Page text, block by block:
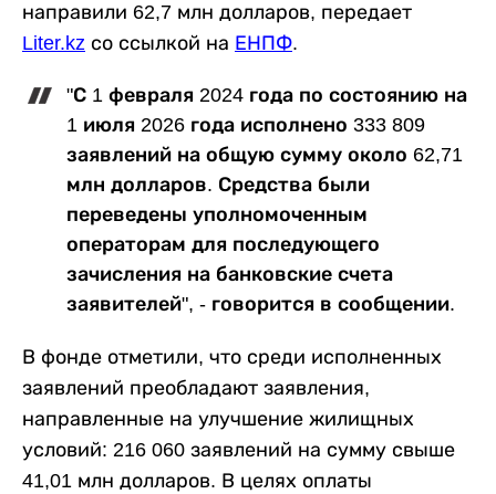
направили 62,7 млн долларов, передает
Liter.kz со ссылкой на ЕНПФ.
"С 1 февраля 2024 года по состоянию на
1 июля 2026 года исполнено 333 809
заявлений на общую сумму около 62,71
млн долларов. Средства были
переведены уполномоченным
операторам для последующего
зачисления на банковские счета
заявителей", - говорится в сообщении.
В фонде отметили, что среди исполненных
заявлений преобладают заявления,
направленные на улучшение жилищных
условий: 216 060 заявлений на сумму свыше
41,01 млн долларов. В целях оплаты